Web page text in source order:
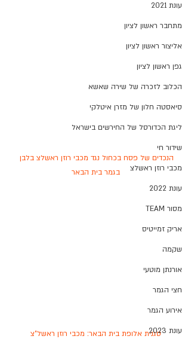
עונת 2021
מתחבר ראשון לציון
אליצור ראשון לציון
גפן ראשון לציון
הכלוב לזכרה של שירה שאשא
סיאסטה חלון של מזרן איטלקי
ליגת הכדורסל של החירשים בישראל
שידור חי
מכבי רוזן ראשלצ
עונת 2022
מסור TEAM
אריק זמייטיס
שקמה
אורנתן מוטעי
חצי הגמר
אירוע הגמר
עונת 2023
הנכדים של פסח בכחול נגד מכבי רוזן ראשלצ בלבן
בגמר בית הבאר
סגנית אלופת בית הבאר: מכבי רוזן ראשל"צ